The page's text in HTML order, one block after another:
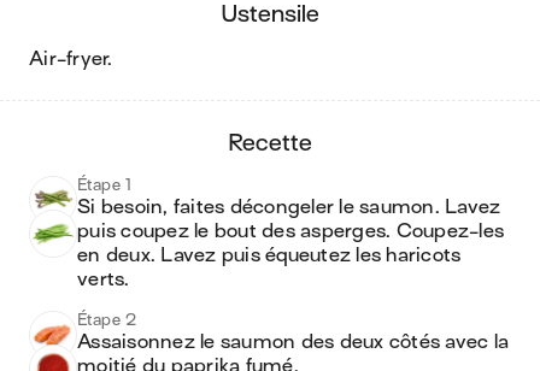
ustensile
air-fryer.
recette
Étape 1
Si besoin, faites décongeler le saumon. Lavez
puis coupez le bout des asperges. Coupez-les
en deux. Lavez puis équeutez les haricots
verts.
Étape 2
Assaisonnez le saumon des deux côtés avec la
moitié du paprika fumé.